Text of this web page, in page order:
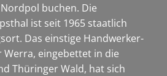
buchen. Die
ist seit 1965 staatlich
Das einstige Handwerker-
eingebettet in die
Thüringer Wald, hat sich